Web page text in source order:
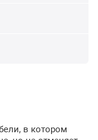
в котором